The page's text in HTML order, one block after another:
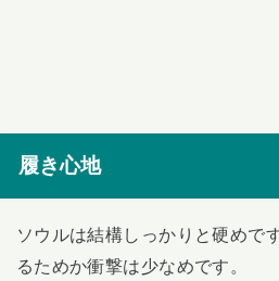
履き心地
ソウルは結構しっかりと硬めで
るためか衝撃は少なめです。